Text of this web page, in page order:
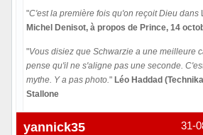
"C'est la première fois qu'on reçoit Dieu dans
Michel Denisot, à propos de Prince, 14
"Vous disiez que Schwarzie a une meilleure
pense qu'il ne s'aligne pas une seconde.
mythe. Y a pas photo." Léo Haddad
Stallone
Hors ligne 31-
yannick35